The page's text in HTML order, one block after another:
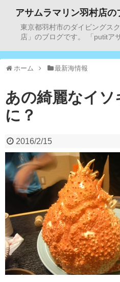
アサムラマリン羽村店の
東京都羽村市のダイビングス
店」のブログです。 「putitア
ホーム 最新海情報
あの綺麗なイ
に？
2016/2/15